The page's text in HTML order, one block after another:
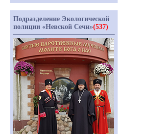
Подразделение Экологической
полиции «Невской Сечи»(537)